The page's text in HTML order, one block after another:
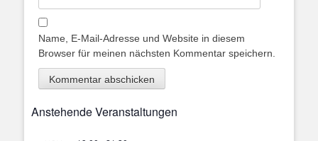
Name, E-Mail-Adresse und Website in diesem
Browser für meinen nächsten Kommentar speichern.
Anstehende Veranstaltungen